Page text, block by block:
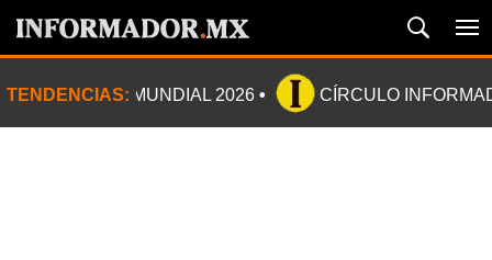
TENDENCIAS: MUNDIAL 2026 CÍRCULO